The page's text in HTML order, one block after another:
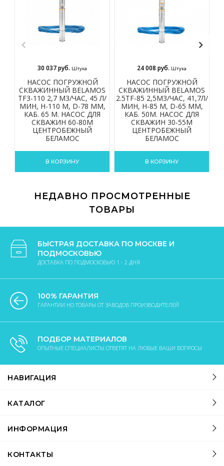
НАСОС ПОГРУЖНОЙ
СКВАЖИННЫЙ BELAMOS
TF3-110 2,7 М3/ЧАС, 45 Л/
МИН, Н-110 М, D-78 ММ,
КАБ. 65 М. НАСОС ДЛЯ
СКВАЖИН 60-80М
ЦЕНТРОБЕЖНЫЙ
БЕЛАМОС
30 037 руб. Штука
В КОРЗИНУ
НАСОС ПОГРУЖНОЙ
СКВАЖИННЫЙ BELAMOS
2.5TF-85 2,5М3/ЧАС, 41,7Л/
МИН, Н-85 М, D-65 ММ,
КАБ. 50М. НАСОС ДЛЯ
СКВАЖИН 30-55М
ЦЕНТРОБЕЖНЫЙ
БЕЛАМОС
24 008 руб. Штука
В КОРЗИНУ
НЕДАВНО ПРОСМОТРЕННЫЕ
ТОВАРЫ
БЫСТРАЯ ДОСТАВКА ПО МОСКВЕ И
ПОДМОСКОВЬЮ
ДОСТАВКА ПО ПОДМОСКОВЬЮ 1 - 2 ДНЯ
100% ГАРАНТИЯ
ГАРАНТИИ НО ТОВАРЫ ОТ ЗАВОДОВ ПРОИЗВОДИТЕЛЕЙ
ПОДБОР МАТЕРИАЛОВ
ОПЫТНЫЕ СПЕЦИАЛИСТЫ ОТВЕТЯТ НА ЛЮБЫЕ ВАШИ ВОПРОСЫ
НАВИГАЦИЯ
КАТАЛОГ
ИНФОРМАЦИЯ
КОНТАКТЫ